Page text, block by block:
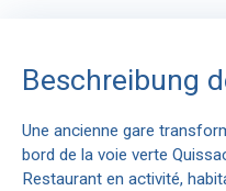
Beschreibung
Une ancienne gare
bord de la voie verte
Restaurant en activité,